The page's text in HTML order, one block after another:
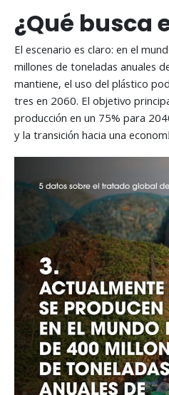
¿Qué busca
El escenario es claro: en el
millones de toneladas anuales
mantiene, el uso del plástico
tres en 2060. El objetivo
producción en un 75% para
y la transición hacia una